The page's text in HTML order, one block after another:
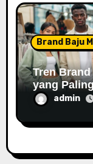
Brand Baju
Tren
yang
admin